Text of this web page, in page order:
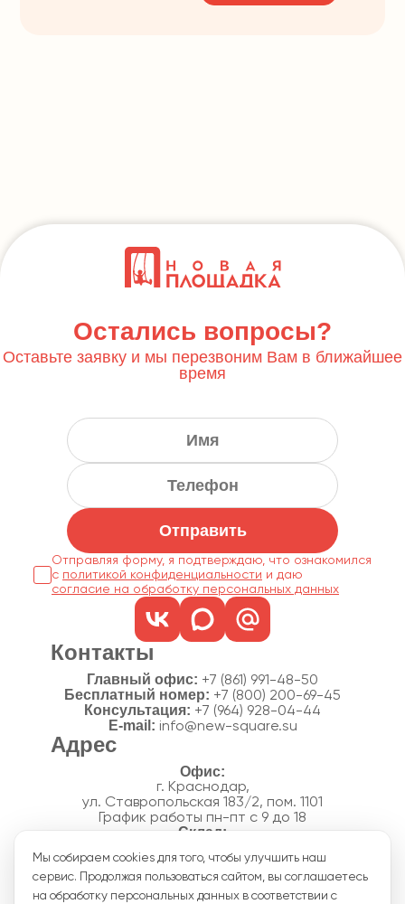
Остались вопросы?
Оставьте заявку и мы перезвоним Вам в ближайшее
время
Отправить
Отправляя форму, я подтверждаю, что ознакомился
с политикой конфиденциальности
согласие на обработку персональных данных
Контакты
Главный офис: +7 (861) 991-48-50
Бесплатный номер: +7 (800) 200-69-45
Консультация: +7 (964) 928-04-44
E-mail: info@new-square.su
Адрес
г. Краснодар,
ул. Ставропольская 183/2, пом. 1101
График работы пн-пт с 9 до 18
п. Новознаменский, ул.Производственная, 15
График работы склада пн-пт с 8 до 18
Акции
Мы собираем cookies для того, чтобы улучшить наш
сервис. Продолжая пользоваться сайтом, вы соглашаетесь
на обработку персональных данных в соответствии с